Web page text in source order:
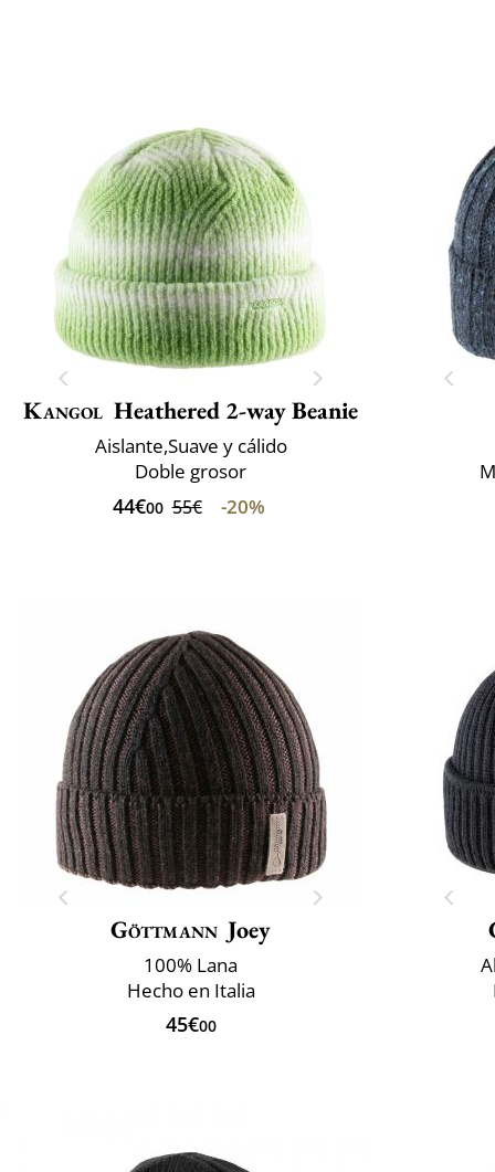
Kangol Heathered 2-way Beanie
Aislante,Suave y cálido
Doble grosor
44€00 55€ -20%
Göttmann Joey
100% Lana
Hecho en Italia
45€00